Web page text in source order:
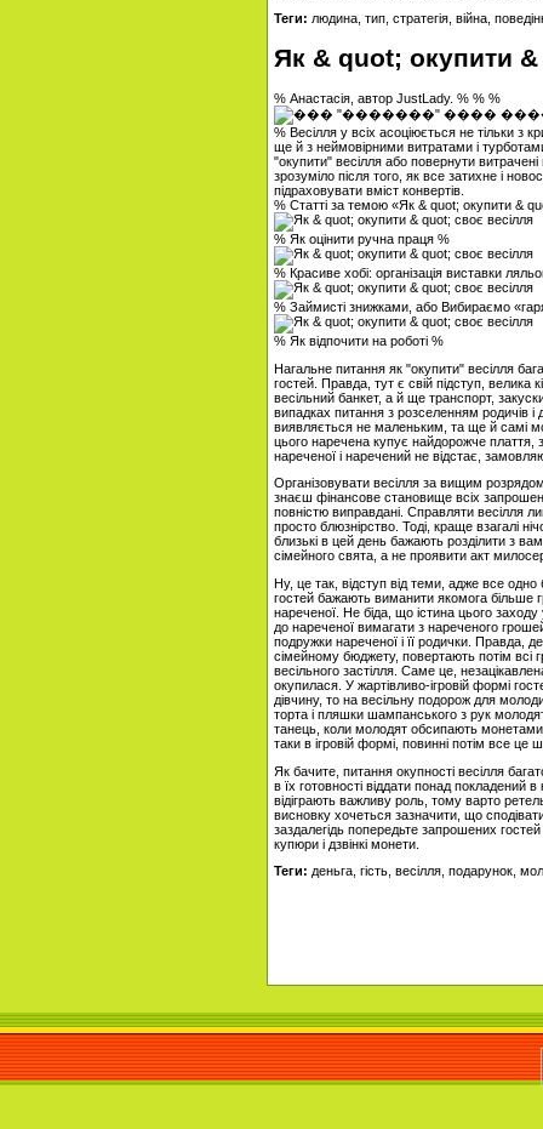
Теги: людина, тип, стратегія, війна,
Як & quot; окупити
% Анастасія, автор JustLady. % % %
% Весілля у всіх асоціюється не тільки з
ще й з неймовірними витратами і
"окупити" весілля або повернути
зрозуміло після того, як все затихне і
підраховувати вміст конвертів.
% Статті за темою «Як & quot; окупити &
% Як оцінити ручна праця %
% Красиве хобі: організація виставки
% Займисті знижками, або Вибираємо
% Як відпочити на роботі %
Нагальне питання як "окупити" весілля
гостей. Правда, тут є свій підступ, велика
весільний банкет, а й ще транспорт,
випадках питання з розселенням родичів і
виявляється не маленьким, та ще й самі
цього наречена купує найдорожче плаття,
нареченої і наречений не відстає,
Організовувати весілля за вищим
знаєш фінансове становище всіх
повністю виправдані. Справляти весілля
просто блюзнірство. Тоді, краще взагалі
близькі в цей день бажають розділити з
сімейного свята, а не проявити акт
Ну, це так, відступ від теми, адже все
гостей бажають виманити якомога більше
нареченої. Не біда, що істина цього
до нареченої вимагати з нареченого
подружки нареченої і її родички. Правда,
сімейному бюджету, повертають потім всі
весільного застілля. Саме це,
окупилася. У жартівливо-ігровій формі
дівчину, то на весільну подорож для
торта і пляшки шампанського з рук
танець, коли молодят обсипають
таки в ігровій формі, повинні потім все це
Як бачите, питання окупності весілля
в їх готовності віддати понад покладений
відіграють важливу роль, тому варто
висновку хочеться зазначити, що
заздалегідь попередьте запрошених
купюри і дзвінкі монети.
Теги: деньга, гість, весілля, подарунок,